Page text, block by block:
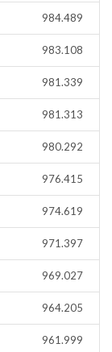
984.489
983.108
981.339
981.313
980.292
976.415
974.619
971.397
969.027
964.205
961.999